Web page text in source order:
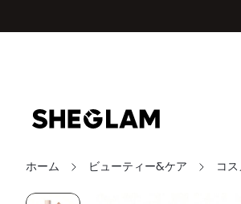
ホーム ビューティー&ケア コ